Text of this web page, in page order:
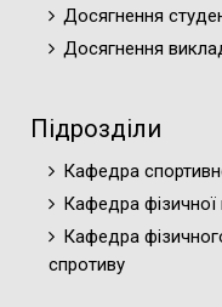
Досягнення
Досягнення
Підрозділи
Кафедра
Кафедра фізичної
Кафедра
спротиву